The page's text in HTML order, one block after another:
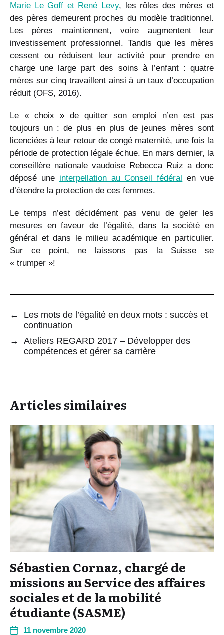
Marie Le Goff et René Levy, les rôles des mères et
des pères demeurent proches du modèle traditionnel.
Les pères maintiennent, voire augmentent leur
investissement professionnel. Tandis que les mères
cessent ou réduisent leur activité pour prendre en
charge une large part des soins à l’enfant : quatre
mères sur cinq travaillent ainsi à un taux d’occupation
réduit (OFS, 2016).
Le « choix » de quitter son emploi n’en est pas
toujours un : de plus en plus de jeunes mères sont
licenciées à leur retour de congé maternité, une fois la
période de protection légale échue. En mars dernier, la
conseillère nationale vaudoise Rebecca Ruiz a donc
déposé une interpellation au Conseil fédéral en vue
d’étendre la protection de ces femmes.
Le temps n’est décidément pas venu de geler les
mesures en faveur de l’égalité, dans la société en
général et dans le milieu académique en particulier.
Sur ce point, ne laissons pas la Suisse se
« trumper »!
←
Les mots de l’égalité en deux mots : succès et
continuation
→
Ateliers REGARD 2017 – Développer des
compétences et gérer sa carrière
Articles similaires
Sébastien Cornaz, chargé de
missions au Service des affaires
sociales et de la mobilité
étudiante (SASME)
11 novembre 2020